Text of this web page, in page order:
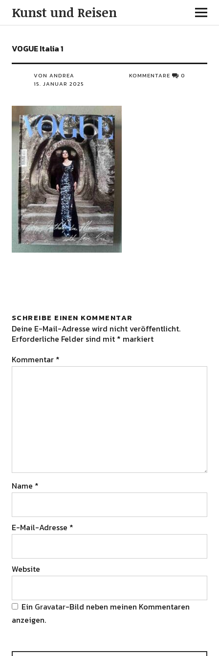
Kunst und Reisen
VOGUE Italia 1
VON ANDREA
15. JANUAR 2025
KOMMENTARE 0
SCHREIBE EINEN KOMMENTAR
Deine E-Mail-Adresse wird nicht veröffentlicht.
Erforderliche Felder sind mit * markiert
Kommentar *
Name *
E-Mail-Adresse *
Website
Ein Gravatar-Bild neben meinen Kommentaren
anzeigen.